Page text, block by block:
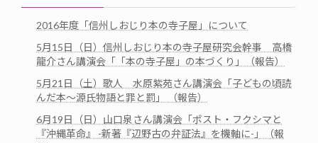
2016年度「信州しおじり本の寺子屋」について
5月15日（日）信州しおじり本の寺子屋研究会幹事 高橋
龍介さん講演会「「本の寺子屋」の本づくり」（報告）
5月21日（土）歌人 水原紫苑さん講演会「子どもの頃読
んだ本～源氏物語と罪と罰」 （報告）
6月19日（日）山口泉さん講演会「ポスト・フクシマと
『沖縄革命』 -新著『辺野古の弁証法』を機軸に-」（報